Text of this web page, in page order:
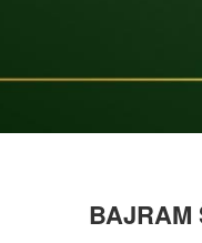
BAJRAM